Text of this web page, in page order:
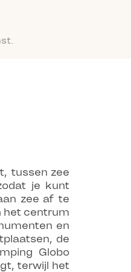
tussen zee
je kunt
zee af te
het centrum
en
de
Globo
terwijl het